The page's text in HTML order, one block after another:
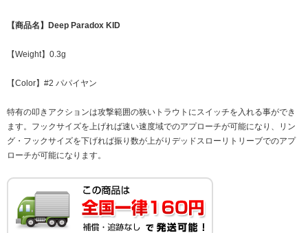
【商品名】Deep Paradox KID
【Weight】0.3g
【Color】#2 パパイヤン
特有の叩きアクションは攻撃範囲の狭いトラウトにスイッチを入れる事ができ
ます。フックサイズを上げれば速い速度域でのアプローチが可能になり、リン
グ・フックサイズを下げれば振り数が上がりデッドスローリトリーブでのアプ
ローチが可能になります。